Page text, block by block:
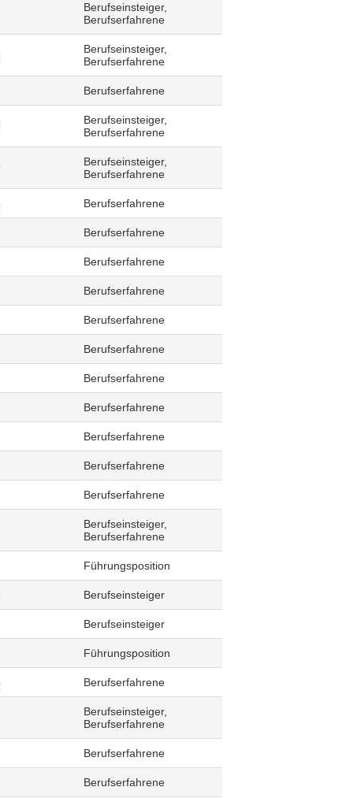
Berufseinsteiger,
Berufserfahrene
Berufseinsteiger,
Berufserfahrene
Berufserfahrene
Berufseinsteiger,
Berufserfahrene
Berufseinsteiger,
Berufserfahrene
Berufserfahrene
Berufserfahrene
Berufserfahrene
Berufserfahrene
Berufserfahrene
Berufserfahrene
Berufserfahrene
Berufserfahrene
Berufserfahrene
Berufserfahrene
Berufserfahrene
Berufseinsteiger,
Berufserfahrene
Führungsposition
Berufseinsteiger
Berufseinsteiger
Führungsposition
Berufserfahrene
Berufseinsteiger,
Berufserfahrene
Berufserfahrene
Berufserfahrene